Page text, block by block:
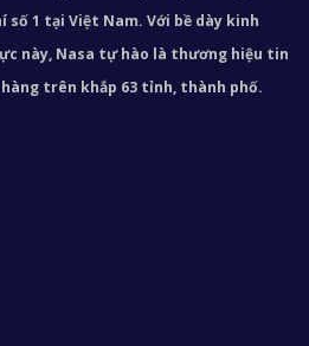
1 tại Việt Nam. Với bề dày kinh
này, Nasa tự hào là thương hiệu tin
trên khắp 63 tỉnh, thành phố.